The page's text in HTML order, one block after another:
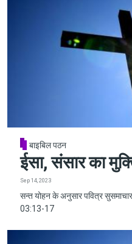
बाइबिल पठन
ईसा, संसार का
Sep 14, 2023
सन्त योहन के अनुसार पवित्र सुसमाचार
03:13-17